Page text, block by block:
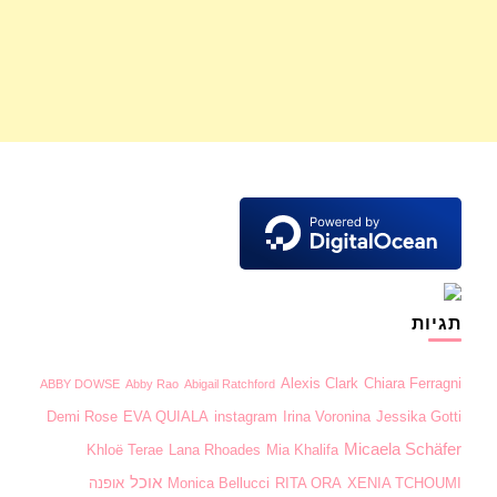
תגיות
ABBY DOWSE Abby Rao Abigail Ratchford Alexis Clark Chiara Ferragni
Demi Rose EVA QUIALA instagram Irina Voronina Jessika Gotti
Khloë Terae Lana Rhoades Mia Khalifa Micaela Schäfer
Monica Bellucci RITA ORA XENIA TCHOUMI אוכל אופנה